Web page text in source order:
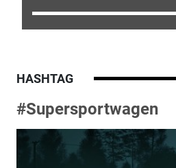
HASHTAG
#Supersportwagen